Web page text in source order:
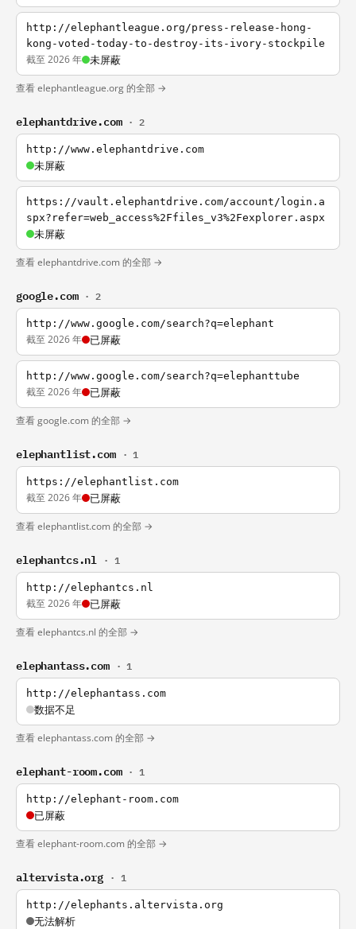
http://elephantleague.org/press-release-hong-
kong-voted-today-to-destroy-its-ivory-stockpile
截至 2026 年 未屏蔽
查看 elephantleague.org 的全部 →
elephantdrive.com · 2
http://www.elephantdrive.com
未屏蔽
https://vault.elephantdrive.com/account/login.a
spx?refer=web_access%2Ffiles_v3%2Fexplorer.aspx
未屏蔽
查看 elephantdrive.com 的全部 →
google.com · 2
http://www.google.com/search?q=elephant
截至 2026 年 已屏蔽
http://www.google.com/search?q=elephanttube
截至 2026 年 已屏蔽
查看 google.com 的全部 →
elephantlist.com · 1
https://elephantlist.com
截至 2026 年 已屏蔽
查看 elephantlist.com 的全部 →
elephantcs.nl · 1
http://elephantcs.nl
截至 2026 年 已屏蔽
查看 elephantcs.nl 的全部 →
elephantass.com · 1
http://elephantass.com
数据不足
查看 elephantass.com 的全部 →
elephant-room.com · 1
http://elephant-room.com
已屏蔽
查看 elephant-room.com 的全部 →
altervista.org · 1
http://elephants.altervista.org
无法解析